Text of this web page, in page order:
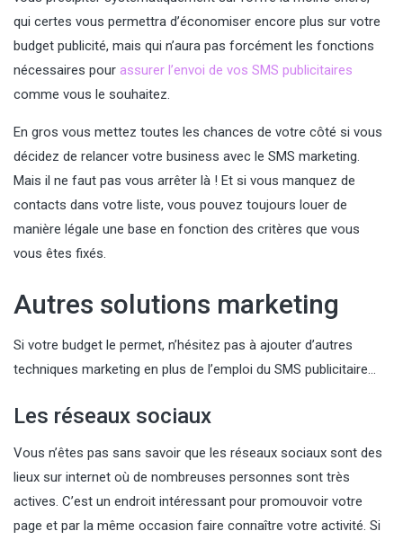
qui certes vous permettra d’économiser encore plus sur votre
budget publicité, mais qui n’aura pas forcément les fonctions
nécessaires pour assurer l’envoi de vos SMS publicitaires
comme vous le souhaitez.
En gros vous mettez toutes les chances de votre côté si vous
décidez de relancer votre business avec le SMS marketing.
Mais il ne faut pas vous arrêter là ! Et si vous manquez de
contacts dans votre liste, vous pouvez toujours louer de
manière légale une base en fonction des critères que vous
vous êtes fixés.
Autres solutions marketing
Si votre budget le permet, n’hésitez pas à ajouter d’autres
techniques marketing en plus de l’emploi du SMS publicitaire…
Les réseaux sociaux
Vous n’êtes pas sans savoir que les réseaux sociaux sont des
lieux sur internet où de nombreuses personnes sont très
actives. C’est un endroit intéressant pour promouvoir votre
page et par la même occasion faire connaître votre activité. Si